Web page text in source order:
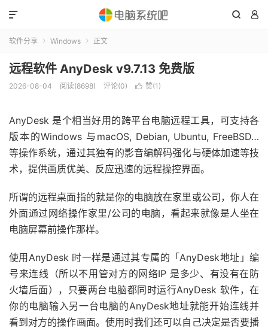
 

软件分享  Windows  正文
远程软件 AnyDesk v9.7.13 免费版
2026-08-04 阅读(8698) 评论(0)  赞(1 )
AnyDesk 是个相当好用的跨平台电脑远程工具，可支持各
版本的Windows 与macOS, Debian, Ubuntu, FreeBSD…
等操作系统，通过其独有的影音编解码强化与硬体加速等技
术，提供画质优美、反应迅速的远程操控界面。
所谓的远程桌面指的就是你的电脑放在家里或公司，你人在
外面通过网络操作家里/公司的电脑，看起来就像是人坐在
电脑屏幕前操作那样。
使用AnyDesk 时一样是通过其专属的「AnyDesk地址」编
号来连线（所以不用管对方的网络IP 是多少、有没有在防
火墙后面），只要两台电脑都同时运行AnyDesk 软件，在
你的电脑输入另一台电脑的AnyDesk地址就能开始连线并
看到对方的操作画面。使用时我们还可以自己决定是否要播